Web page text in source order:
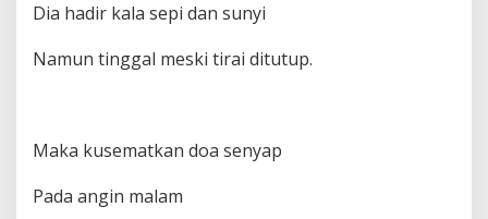
Dia hadir kala sepi dan sunyi
Namun tinggal meski tirai ditutup.
Maka kusematkan doa senyap
Pada angin malam